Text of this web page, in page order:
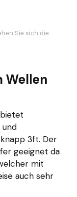
Sie sich die
Wellen
und
3ft. Der
geeignet da
mit
auch sehr